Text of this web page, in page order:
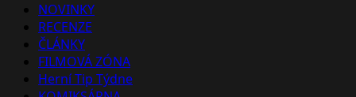
NOVINKY
RECENZE
ČLÁNKY
FILMOVÁ ZÓNA
Herní Tip Týdne